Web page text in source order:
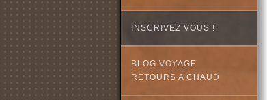
INSCRIVEZ VOUS !
BLOG VOYAGE
RETOURS A CHAUD